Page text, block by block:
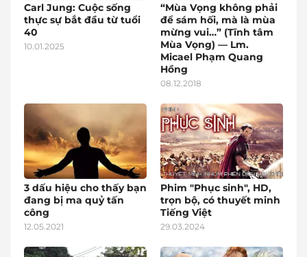
Carl Jung: Cuộc sống
thực sự bắt đầu từ tuổi
40
10.01.2025
“Mùa Vọng không phải
để sám hối, mà là mùa
mừng vui…” (Tĩnh tâm
Mùa Vọng) — Lm.
Micael Phạm Quang
Hồng
08.12.2018
3 dấu hiệu cho thấy bạn
đang bị ma quỷ tấn
công
12.05.2021
Phim "Phục sinh", HD,
trọn bộ, có thuyết minh
Tiếng Việt
29.03.2024